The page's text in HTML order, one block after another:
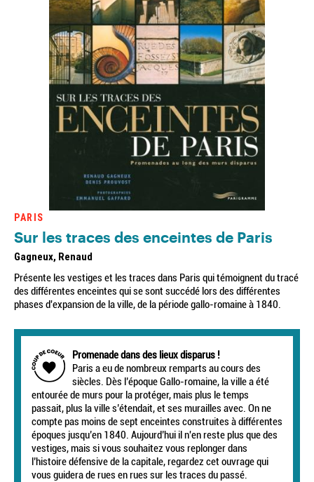
PARIS
Sur les traces des enceintes de Paris
Gagneux, Renaud
Présente les vestiges et les traces dans Paris qui témoignent du tracé
des différentes enceintes qui se sont succédé lors des différentes
phases d'expansion de la ville, de la période gallo-romaine à 1840.
Promenade dans des lieux disparus !
Paris a eu de nombreux remparts au cours des
siècles. Dès l’époque Gallo-romaine, la ville a été
entourée de murs pour la protéger, mais plus le temps
passait, plus la ville s’étendait, et ses murailles avec. On ne
compte pas moins de sept enceintes construites à différentes
époques jusqu’en 1840. Aujourd’hui il n'en reste plus que des
vestiges, mais si vous souhaitez vous replonger dans
l’histoire défensive de la capitale, regardez cet ouvrage qui
vous guidera de rues en rues sur les traces du passé.